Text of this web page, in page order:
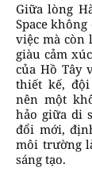
Giữa lòng
Space
việc mà còn
giàu cảm
của Hồ Tây
thiết kế, đội
nên một
hảo giữa di
đổi mới,
môi trường
sáng tạo.